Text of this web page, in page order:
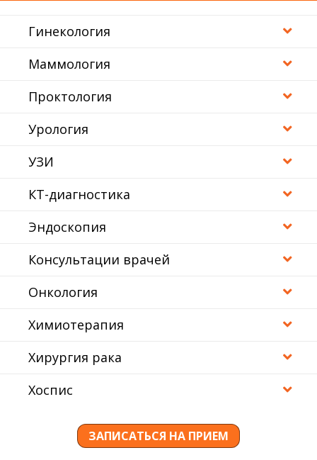
Гинекология
Маммология
Проктология
Урология
УЗИ
КТ-диагностика
Эндоскопия
Консультации врачей
Онкология
Химиотерапия
Хирургия рака
Хоспис
ЗАПИСАТЬСЯ НА ПРИЕМ